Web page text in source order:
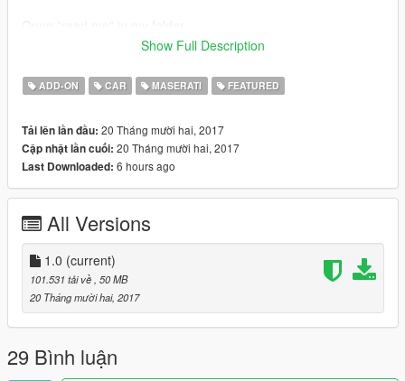
folder and feel free to contact me via e-mail.
asatamanaozumi@163.com or kikiasatama@gmail.com
Enjoy!
Show Full Description
ADD-ON CAR MASERATI FEATURED
Tải lên lần đầu: 20 Tháng mười hai, 2017
Cập nhật lần cuối: 20 Tháng mười hai, 2017
Last Downloaded: 6 hours ago
All Versions
1.0 (current)
101.531 tải về , 50 MB
20 Tháng mười hai, 2017
29 Bình luận